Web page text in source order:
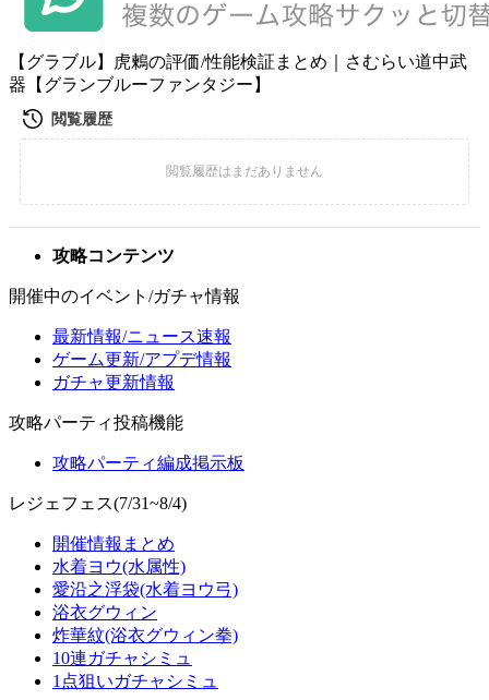
【グラブル】虎鶫の評価/性能検証まとめ｜さむらい道中武
器【グランブルーファンタジー】
攻略コンテンツ
開催中のイベント/ガチャ情報
最新情報/ニュース速報
ゲーム更新/アプデ情報
ガチャ更新情報
攻略パーティ投稿機能
攻略パーティ編成掲示板
レジェフェス(7/31~8/4)
開催情報まとめ
水着ヨウ(水属性)
愛沿之浮袋(水着ヨウ弓)
浴衣グウィン
炸華紋(浴衣グウィン拳)
10連ガチャシミュ
1点狙いガチャシミュ